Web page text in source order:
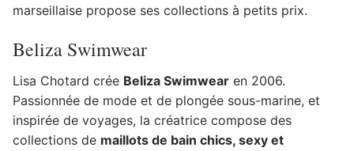
marseillaise propose ses collections à petits prix.
Beliza Swimwear
Lisa Chotard crée Beliza Swimwear en 2006.
Passionnée de mode et de plongée sous-marine, et
inspirée de voyages, la créatrice compose des
collections de maillots de bain chics, sexy et